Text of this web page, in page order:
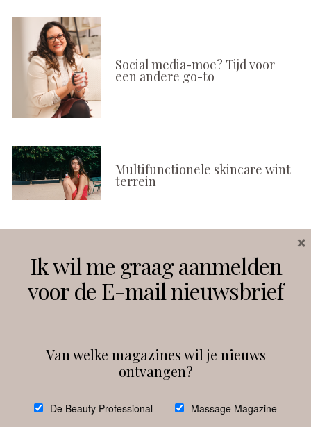
Social media-moe? Tijd voor
een andere go-to
Multifunctionele skincare wint
terrein
Instagram Facebook
debeautyprofessional
Ik wil me graag aanmelden
voor de E-mail nieuwsbrief
Van welke magazines wil je nieuws
ontvangen?
De Beauty Professional Massage Magazine
×